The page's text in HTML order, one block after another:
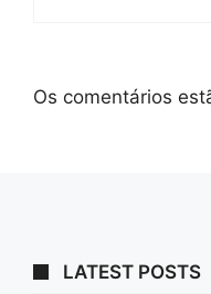
Os comentários
LATEST POSTS